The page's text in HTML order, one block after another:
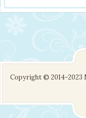
Copyright © 2014-2023